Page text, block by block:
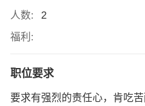
人数:
2
福利:
职位要求
要求有强烈的责任心，肯吃